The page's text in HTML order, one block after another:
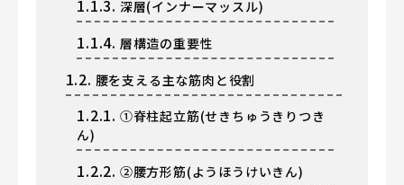
1.1.3. 深層(インナーマッスル)
1.1.4. 層構造の重要性
1.2. 腰を支える主な筋肉と役割
1.2.1. ①脊柱起立筋(せきちゅうきりつき
ん)
1.2.2. ②腰方形筋(ようほうけいきん)